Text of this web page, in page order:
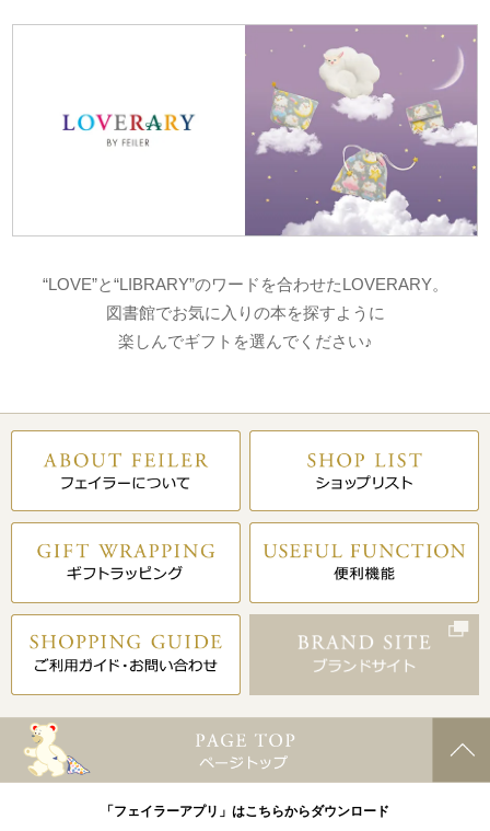
“LOVE”と“LIBRARY”のワードを合わせたLOVERARY。
図書館でお気に入りの本を探すように
楽しんでギフトを選んでください♪
「フェイラーアプリ」はこちらからダウンロード